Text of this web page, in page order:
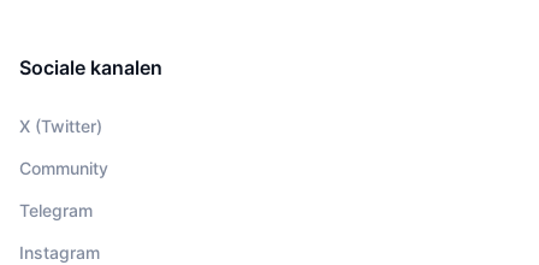
Sociale kanalen
X (Twitter)
Community
Telegram
Instagram